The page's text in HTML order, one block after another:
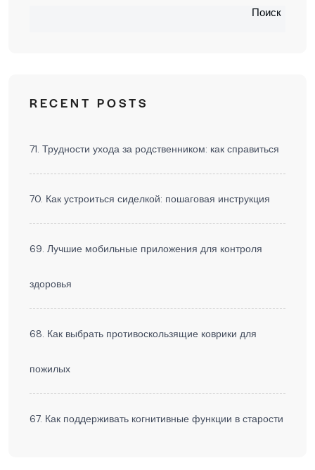
Поиск
RECENT POSTS
71. Трудности ухода за родственником: как справиться
70. Как устроиться сиделкой: пошаговая инструкция
69. Лучшие мобильные приложения для контроля
здоровья
68. Как выбрать противоскользящие коврики для
пожилых
67. Как поддерживать когнитивные функции в старости